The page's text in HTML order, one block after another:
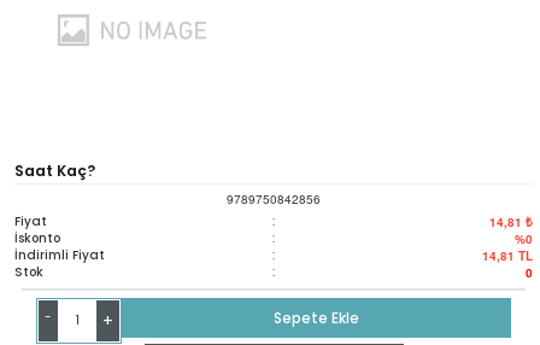
Saat Kaç?
9789750842856
Fiyat : 14,81 ₺
İskonto : %0
İndirimli Fiyat : 14,81 TL
Stok : 0
- +
Sepete Ekle